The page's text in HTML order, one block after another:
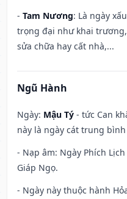
- Tam Nương: Là ngày
trọng đại như khai
sửa chữa hay cất nhà,...
Ngũ Hành
Ngày: Mậu Tý - tức Can
này là ngày cát trung bình
- Nạp âm: Ngày Phích
Giáp Ngọ.
- Ngày này thuộc hành